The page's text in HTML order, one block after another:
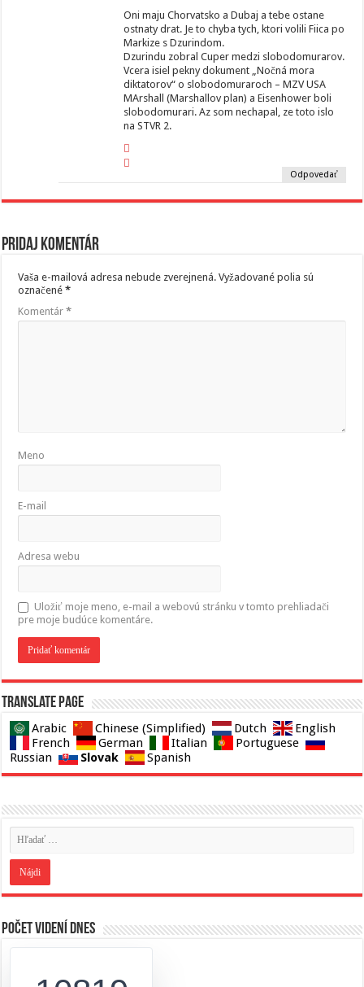
Oni maju Chorvatsko a Dubaj a tebe ostane
ostnaty drat. Je to chyba tych, ktori volili Fiica po
Markize s Dzurindom.
Dzurindu zobral Cuper medzi slobodomurarov.
Vcera isiel pekny dokument „Nočná mora
diktatorov“ o slobodomuraroch – MZV USA
MArshall (Marshallov plan) a Eisenhower boli
slobodomurari. Az som nechapal, ze toto islo
na STVR 2.
Odpovedať
Pridaj komentár
Vaša e-mailová adresa nebude zverejnená. Vyžadované polia sú
označené*
Komentár*
Meno
E-mail
Adresa webu
Uložiť moje meno, e-mail a webovú stránku v tomto prehliadači
pre moje budúce komentáre.
Translate page
Arabic Chinese (Simplified) Dutch
English
French
German Italian
Portuguese
Russian
Slovak Spanish
Počet videní dnes